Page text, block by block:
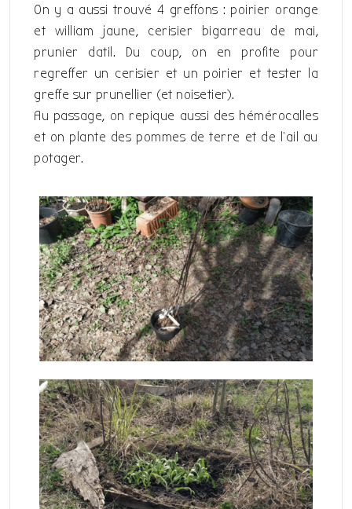
On y a aussi trouvé 4 greffons : poirier orange
et william jaune, cerisier bigarreau de mai,
prunier datil. Du coup, on en profite pour
regreffer un cerisier et un poirier et tester la
greffe sur prunellier (et noisetier).
Au passage, on repique aussi des hémérocalles
et on plante des pommes de terre et de l’ail au
potager.